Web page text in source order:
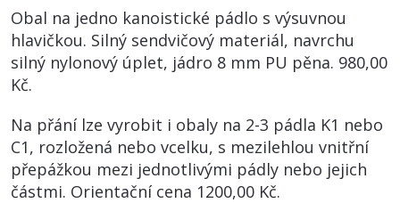
Obal na jedno kanoistické pádlo s výsuvnou
hlavičkou. Silný sendvičový materiál, navrchu
silný nylonový úplet, jádro 8 mm PU pěna. 980,00
Kč.
Na přání lze vyrobit i obaly na 2-3 pádla K1 nebo
C1, rozložená nebo vcelku, s mezilehlou vnitřní
přepážkou mezi jednotlivými pádly nebo jejich
částmi. Orientační cena 1200,00 Kč.